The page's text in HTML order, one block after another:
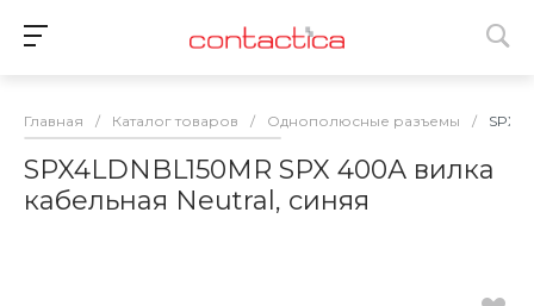
Главная / Каталог товаров / Однополюсные разъемы /
SPX4LDNBL150MR SPX 400А вилка
кабельная Neutral, синяя